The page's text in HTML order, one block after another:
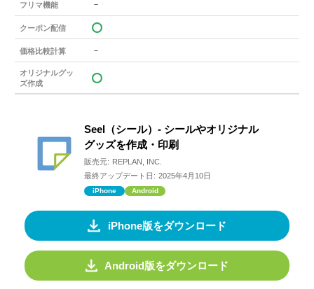
フリマ機能 －
クーポン配信
価格比較計算 －
オリジナルグッ
ズ作成
Seel（シール）- シールやオリジナル
グッズを作成・印刷
販売元: REPLAN, INC.
最終アップデート日: 2025年4月10日
iPhone Android
iPhone版をダウンロード
Android版をダウンロード